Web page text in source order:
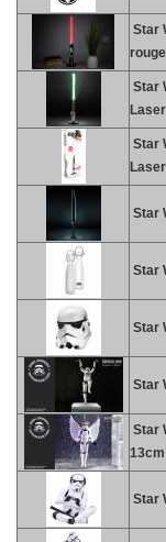
Star
rouge
Star
Star
Star
Star
Star
Star
Star
13cm
Star